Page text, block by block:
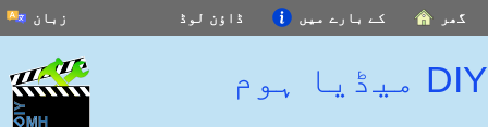
گھر کے بارے میں ڈاؤن لوڈ زبان
DIY میڈیا ہوم